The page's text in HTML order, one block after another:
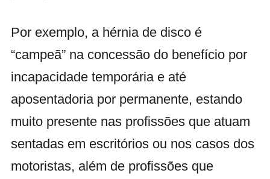
Por exemplo, a hérnia de disco é
“campeã” na concessão do benefício por
incapacidade temporária e até
aposentadoria por permanente, estando
muito presente nas profissões que atuam
sentadas em escritórios ou nos casos dos
motoristas, além de profissões que